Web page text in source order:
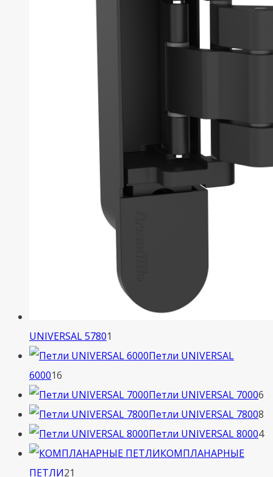
UNIVERSAL 57801
товар
Петли UNIVERSAL
600016
товаров
Петли UNIVERSAL 70006
Петли UNIVERSAL 78008
Петли UNIVERSAL 800044
КОМПЛАНАРНЫЕ
ПЕТЛИ21